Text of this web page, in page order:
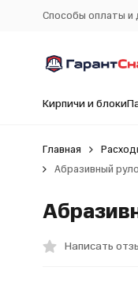
Способы оплаты и
Кирпичи и блоки
Главная
Абразивный
Написать